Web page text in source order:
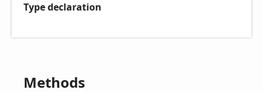
Type declaration
Methods